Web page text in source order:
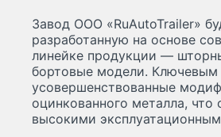
Завод ООО «RuAutoTrailer»
разработанную на основе
линейке продукции —
бортовые модели. Ключевым
усовершенствованные
оцинкованного металла,
высокими